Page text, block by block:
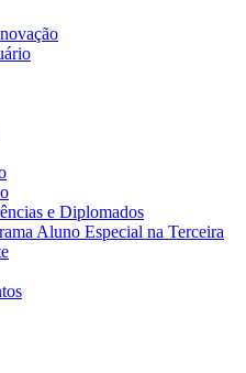
e Diplomados
Aluno Especial na Terceira